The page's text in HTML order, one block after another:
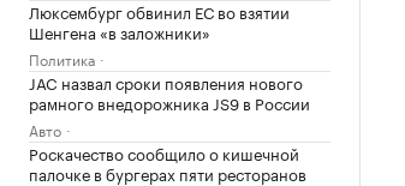
Люксембург обвинил ЕС во взятии
Шенгена «в заложники»
Политика
JAC назвал сроки появления нового
рамного внедорожника JS9 в России
Авто
Роскачество сообщило о кишечной
палочке в бургерах пяти ресторанов